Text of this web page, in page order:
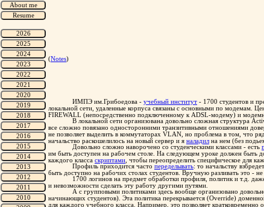
(Notes)
ИМПЭ им.Грибоедова - учебный институт - 1700 студентов и
локальной сети, удаленные корпуса связаны с основными по модемам.
FIREWALL (непосредственно подключенному к ADSL-модему) и
В локальной сети организована довольно сложная структура
все сложно повязано односторонними транзитивными отношениями
не позволяет выделить в коммутаторах VLAN, но проблема в том, что
начальство раскошелилось на новый сервер и я наладил на нем (без
Довольно сложно наворочено со студенческими классами - есть
им быть доступен на рабочем столе. На следующем уроке должен быть
каждого класса скриптами , чтобы переопределить специфическое для
Профиль приходится часто переделывать: то начальству
быть доступно на рабочих столах студентов. Вручную разливать это -
1700 логинов на предмет обработки профиля, политик и т.д.
и невозможности сделать эту работу другими путями.
А с групповыми политиками здесь вообще организовано
начинающих студентов). Эта политика перекрывается (Override)
для каждого учебного класса. Например, это позволяет